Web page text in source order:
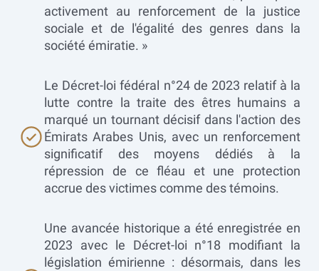
activement au renforcement de la justice
sociale et de l'égalité des genres dans la
société émiratie. »
Le Décret-loi fédéral n°24 de 2023 relatif à la
lutte contre la traite des êtres humains a
marqué un tournant décisif dans l'action des
Émirats Arabes Unis, avec un renforcement
significatif des moyens dédiés à la
répression de ce fléau et une protection
accrue des victimes comme des témoins.
Une avancée historique a été enregistrée en
2023 avec le Décret-loi n°18 modifiant la
législation émirienne : désormais, dans les